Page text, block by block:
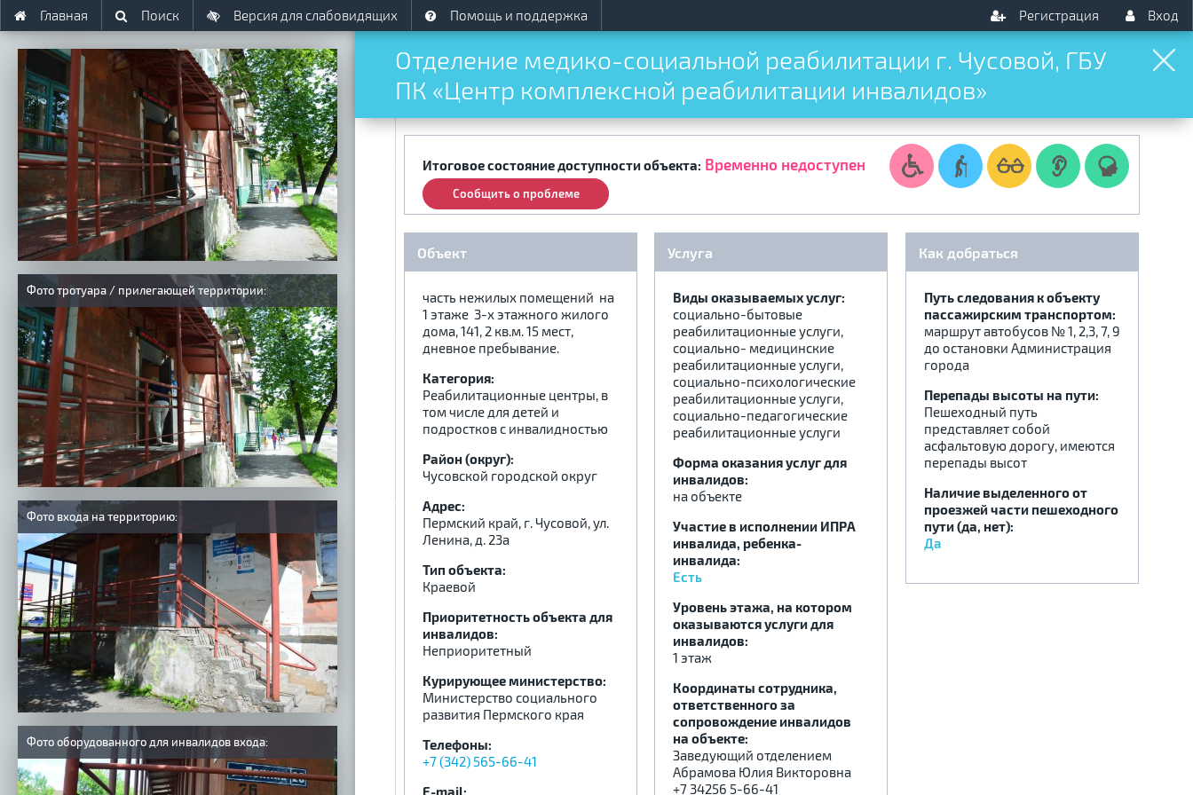
..
Главная Поиск Версия для слабовидящих Помощь и поддержка Вход
Регистрация
Отделение медико-социальной реабилитации г. Чусовой, ГБУ
ПК «Центр комплексной реабилитации инвалидов»
Итоговое состояние доступности объекта: Временно недоступен
Сообщить о проблеме
Объект
часть нежилых помещений на
1 этаже 3-х этажного жилого
дома, 141, 2 кв.м. 15 мест,
дневное пребывание.
Категория:
Реабилитационные центры, в
том числе для детей и
подростков с инвалидностью
Район (округ):
Чусовской городской округ
Адрес:
Пермский край, г. Чусовой, ул.
Ленина, д. 23а
Тип объекта:
Краевой
Приоритетность объекта для
инвалидов:
Неприоритетный
Курирующее министерство:
Министерство социального
развития Пермского края
Телефоны:
+7 (342) 565-66-41
E-mail:
Услуга
Виды оказываемых услуг:
социально-бытовые
реабилитационные услуги,
социально- медицинские
реабилитационные услуги,
социально-психологические
реабилитационные услуги,
социально-педагогические
реабилитационные услуги
Форма оказания услуг для
инвалидов:
на объекте
Участие в исполнении ИПРА
инвалида, ребенка-
инвалида:
Есть
Уровень этажа, на котором
оказываются услуги для
инвалидов:
1 этаж
Координаты сотрудника,
ответственного за
сопровождение инвалидов
на объекте:
Заведующий отделением
Абрамова Юлия Викторовна
+7 34256 5-66-41
Как добраться
Путь следования к объекту
пассажирским транспортом:
маршрут автобусов № 1, 2,3, 7, 9
до остановки Администрация
города
Перепады высоты на пути:
Пешеходный путь
представляет собой
асфальтовую дорогу, имеются
перепады высот
Наличие выделенного от
проезжей части пешеходного
пути (да, нет):
Да
Фото тротуара / прилегающей территории:
Фото входа на территорию:
Фото оборудованного для инвалидов входа: